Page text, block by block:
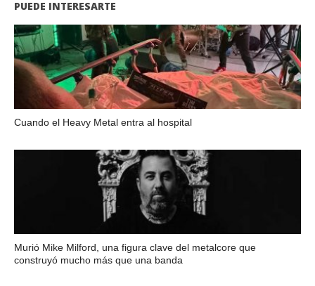
PUEDE INTERESARTE
Cuando el Heavy Metal entra al hospital
Murió Mike Milford, una figura clave del metalcore que
construyó mucho más que una banda